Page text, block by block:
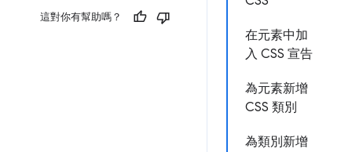
在元素中加
入 CSS 宣告
為元素新增
CSS 類別
為類別新增
這對你有幫助嗎？